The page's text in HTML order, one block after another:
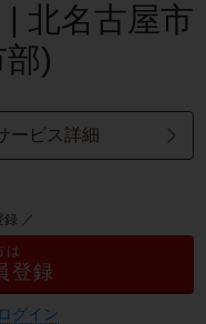
北名古屋市
)
ービス詳細
録 ／
は
登録
ログイン